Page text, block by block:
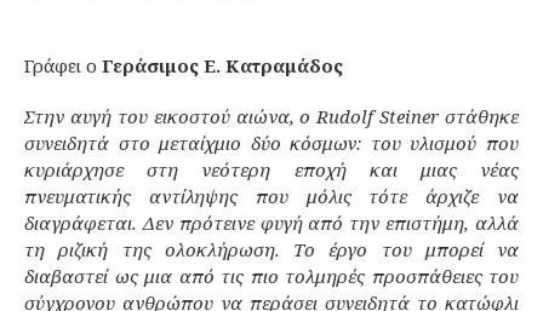
Γράφει ο Γεράσιμος Ε. Κατραμάδος
Στην αυγή του εικοστού αιώνα, ο Rudolf Steiner στάθηκε
συνειδητά στο μεταίχμιο δύο κόσμων: του υλισμού που
κυριάρχησε στη νεότερη εποχή και μιας νέας
πνευματικής αντίληψης που μόλις τότε άρχιζε να
διαγράφεται. Δεν πρότεινε φυγή από την επιστήμη, αλλά
τη ριζική της ολοκλήρωση. Το έργο του μπορεί να
διαβαστεί ως μια από τις πιο τολμηρές προσπάθειες του
σύγχρονου ανθρώπου να περάσει συνειδητά το κατώφλι